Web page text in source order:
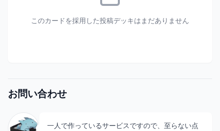
このカードを採用した投稿デッキはまだありません
お問い合わせ
一人で作っているサービスですので、至らない点